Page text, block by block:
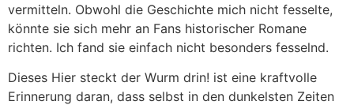
vermitteln. Obwohl die Geschichte mich nicht fesselte,
könnte sie sich mehr an Fans historischer Romane
richten. Ich fand sie einfach nicht besonders fesselnd.
Dieses Hier steckt der Wurm drin! ist eine kraftvolle
Erinnerung daran, dass selbst in den dunkelsten Zeiten